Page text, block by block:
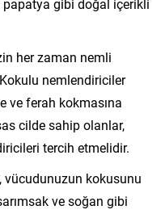
papatya gibi doğal içerikli
her zaman nemli
nemlendiriciler
ve ferah kokmasına
cilde sahip olanlar,
tercih etmelidir.
vücudunuzun kokusunu
ve soğan gibi